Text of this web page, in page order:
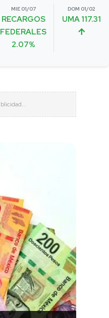
MIE 01/07
RECARGOS
FEDERALES
2.07%
DOM 01/02
UMA 117.31